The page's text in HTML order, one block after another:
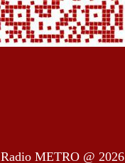
Radio METRO @ 2026